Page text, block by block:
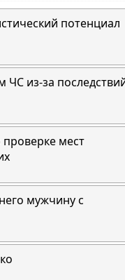
потенциал
ЧС из-за
мест
мужчину с